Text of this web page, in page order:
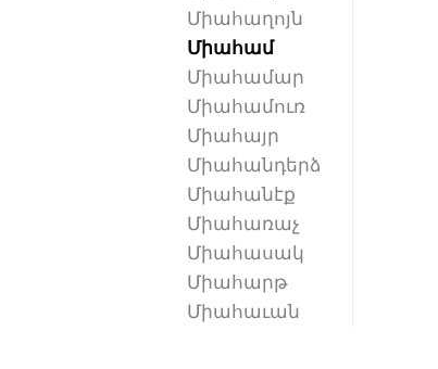
Միահաղոյն
Միահամ
Միահամար
Միահամուռ
Միահայր
Միահանդերձ
Միահանէք
Միահառաչ
Միահասակ
Միահարթ
Միահաւան